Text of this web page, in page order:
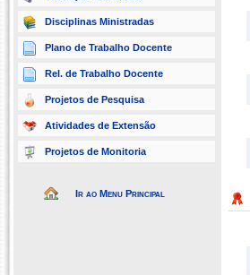
Disciplinas Ministradas
Plano de Trabalho Docente
Rel. de Trabalho Docente
Projetos de Pesquisa
Atividades de Extensão
Projetos de Monitoria
Ir ao Menu Principal